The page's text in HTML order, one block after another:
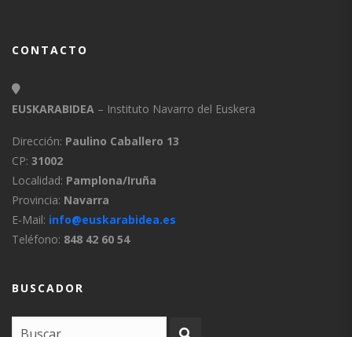
CONTACTO
EUSKARABIDEA – Instituto Navarro del Euskera
Dirección: Paulino Caballero 13
CP: 31002
Localidad: Pamplona/Iruña
Provincia: Navarra
E-Mail: info@euskarabidea.es
Teléfono: 848 42 60 54
BUSCADOR